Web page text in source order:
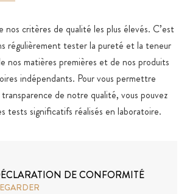
nos critères de qualité les plus élevés. C’est
régulièrement tester la pureté et la teneur
nos matières premières et de nos produits
indépendants. Pour vous permettre
de notre qualité, vous pouvez
tests significatifs réalisés en laboratoire.
DE CONFORMITÉ